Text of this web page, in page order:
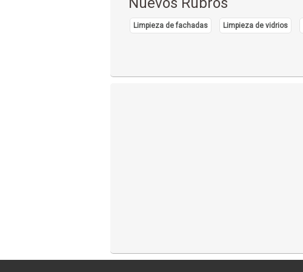
Limpieza de fachadas Limpieza de vidrios